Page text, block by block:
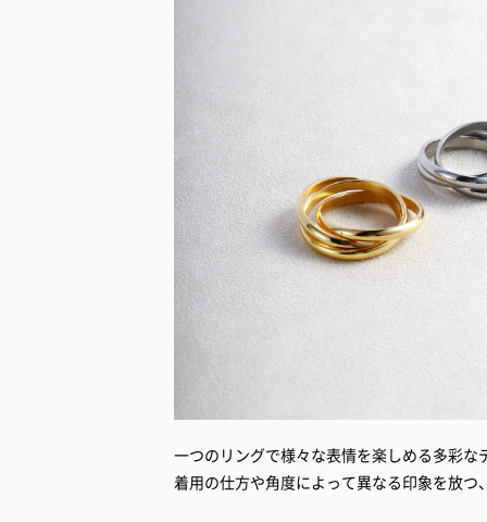
一つのリングで様々な表情を楽しめる多彩な
着用の仕方や角度によって異なる印象を放